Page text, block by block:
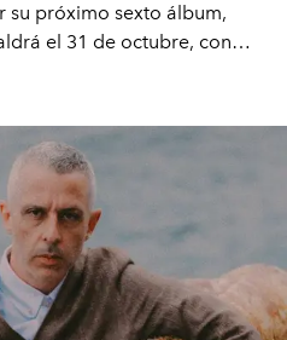
su próximo sexto álbum,
el 31 de octubre, con
de abril del próximo